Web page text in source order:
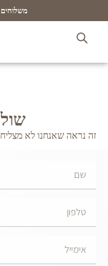
זה נראה שאנחנו לא